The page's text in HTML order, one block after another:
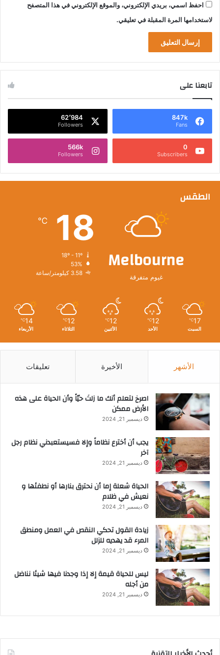
احفظ اسمي، بريدي الإلكتروني، والموقع الإلكتروني في هذا المتصفح
لاستخدامها المرة المقبلة في تعليقي.
تابعنا على
847k
Fans
62٬984
Followers
0
Subscribers
566k
Followers
الطقس
Melbourne
غيوم متفرقة
18
℃
53%
3.58 كيلومتر/ساعة
17
℃
السبت
12
℃
الأحد
12
℃
الأثنين
12
℃
الثلاثاء
14
℃
الأربعاء
الأشهر الأخيرة تعليقات
‫اصرخ لتعلم أنك ما زلتَ حيّاً وأن الحياة على هذه
الأرض ممكن
ديسمبر 21, 2024
يجب أن أخترع نظاماً وإلا فسيستعبدني نظام رجل
آخر
ديسمبر 21, 2024
الحياة شعلة إما أن نحترق بنارها أو نطفئها و
نعيش في ظلام
ديسمبر 21, 2024
زيادة القول تحكي النقص في العمل ومنطق
المرء قد يهديه للزلل
ديسمبر 21, 2024
ليس للحياة قيمة إلا إذا وجدنا فيها شيئا نناضل
من أجله
ديسمبر 21, 2024